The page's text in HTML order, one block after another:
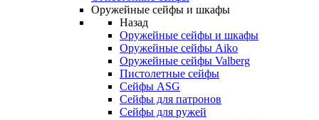
Оружейные сейфы и шкафы
Назад
Оружейные сейфы и шкафы
Оружейные сейфы Aiko
Оружейные сейфы Valberg
Пистолетные сейфы
Сейфы ASG
Сейфы для патронов
Сейфы для ружей